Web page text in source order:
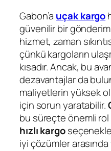
Gabon’a uçak kargo
güvenilir bir
hizmet, zaman
çünkü kargoların
kısadır. Ancak, bu
dezavantajlar da
maliyetlerin yüksek
için sorun yaratabilir.
bu süreçte önemli
hızlı kargo
iyi çözümler arasında